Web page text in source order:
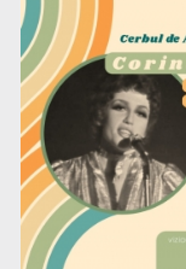
Decizie
suspendată în